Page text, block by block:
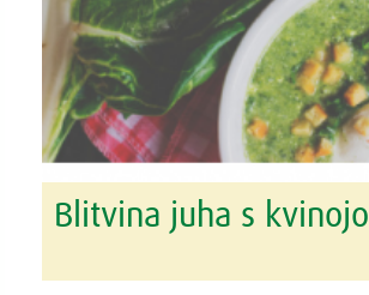
Blitvina juha s kvinojo